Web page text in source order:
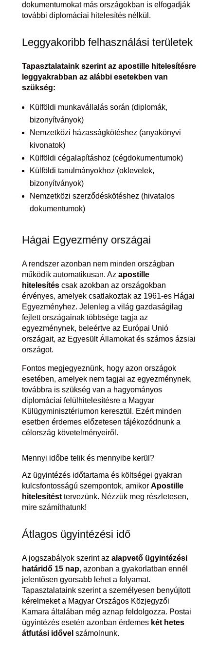
dokumentumokat más országokban is elfogadják
további diplomáciai hitelesítés nélkül.
Leggyakoribb felhasználási területek
Tapasztalataink szerint az apostille hitelesítésre
leggyakrabban az alábbi esetekben van
szükség:
Külföldi munkavállalás során (diplomák,
bizonyítványok)
Nemzetközi házasságkötéshez (anyakönyvi
kivonatok)
Külföldi cégalapításhoz (cégdokumentumok)
Külföldi tanulmányokhoz (oklevelek,
bizonyítványok)
Nemzetközi szerződéskötéshez (hivatalos
dokumentumok)
Hágai Egyezmény országai
A rendszer azonban nem minden országban
működik automatikusan. Az apostille
hitelesítéscsak azokban az országokban
érvényes, amelyek csatlakoztak az 1961-es Hágai
Egyezményhez. Jelenleg a világ gazdaságilag
fejlett országainak többsége tagja az
egyezménynek, beleértve az Európai Unió
országait, az Egyesült Államokat és számos ázsiai
országot.
Fontos megjegyeznünk, hogy azon országok
esetében, amelyek nem tagjai az egyezménynek,
továbbra is szükség van a hagyományos
diplomáciai felülhitelesítésre a Magyar
Külügyminisztériumon keresztül. Ezért minden
esetben érdemes előzetesen tájékozódnunk a
célország követelményeiről.
Mennyi időbe telik és mennyibe kerül?
Az ügyintézés időtartama és költségei gyakran
kulcsfontosságú szempontok, amikor Apostille
hitelesítésttervezünk. Nézzük meg részletesen,
mire számíthatunk!
Átlagos ügyintézési idő
A jogszabályok szerint az alapvető ügyintézési
határidő 15 nap, azonban a gyakorlatban ennél
jelentősen gyorsabb lehet a folyamat.
Tapasztalataink szerint a személyesen benyújtott
kérelmeket a Magyar Országos Közjegyzői
Kamara általában még aznap feldolgozza. Postai
ügyintézés esetén azonban érdemes két hetes
átfutási idővel számolnunk.